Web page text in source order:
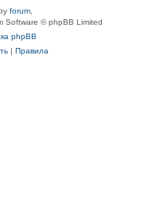
forum
Software © phpBB Limited
phpBB
| Правила